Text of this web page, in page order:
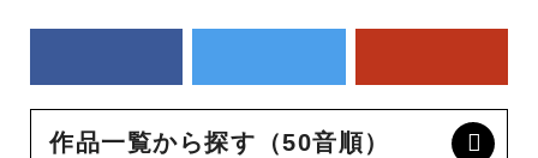
作品一覧から探す（50音順）